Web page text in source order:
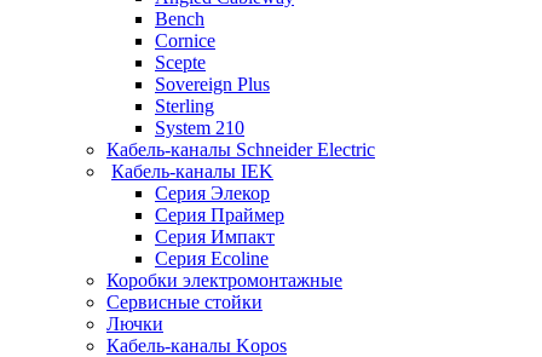
Bench
Cornice
Scepte
Sovereign Plus
Sterling
System 210
Кабель-каналы Schneider Electric
Кабель-каналы IEK
Серия Элекор
Серия Праймер
Серия Импакт
Серия Ecoline
Коробки электромонтажные
Сервисные стойки
Лючки
Кабель-каналы Kopos